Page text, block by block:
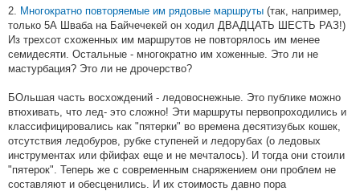
2. Многократно повторяемые им рядовые маршруты (так, например,
только 5А Шваба на Байчечекей он ходил ДВАДЦАТЬ ШЕСТЬ РАЗ!)
Из трехсот схоженных им маршрутов не повторялось им менее
семидесяти. Остальные - многократно им хоженные. Это ли не
мастурбация? Это ли не дрочерство?
БОльшая часть восхождений - ледовоснежные. Это публике можно
втюхивать, что лед- это сложно! Эти маршруты первопроходились и
классифицировались как "пятерки" во времена десятизубых кошек,
отсутствия ледобуров, рубке ступеней и ледорубах (о ледовых
инструментах или фйифах еще и не мечталось). И тогда они стоили
"пятерок". Теперь же с современным снаряжением они проблем не
составляют и обесценились. И их стоимость давно пора